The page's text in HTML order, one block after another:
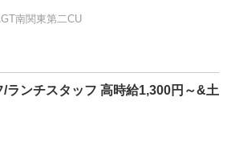
南関東第二CU
ランチスタッフ 高時給1,300円～&土